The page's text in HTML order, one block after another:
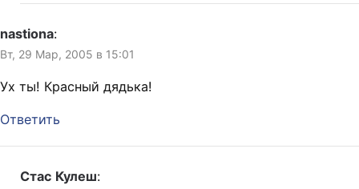
nastiona:
Вт, 29 Мар, 2005 в 15:01
Ух ты! Красный дядька!
Ответить
Стас Кулеш: